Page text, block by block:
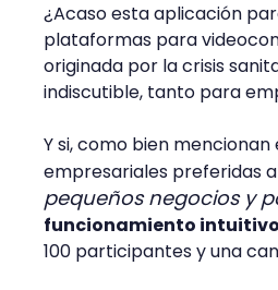
¿Acaso esta aplicación
plataformas para
originada por la crisis
indiscutible, tanto para
Y si, como bien mencionan
empresariales preferidas
pequeños negocios y
funcionamiento
100 participantes y una